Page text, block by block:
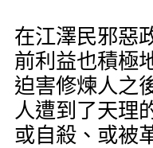
在江澤民邪惡
前利益也積極
迫害修煉人之
人遭到了天理
或自殺、或被